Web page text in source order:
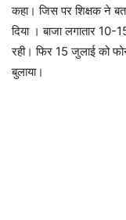
कहा। जिस पर शिक्षक ने
दिया । बाजा लगातार
रही। फिर 15 जुलाई को
बुलाया।